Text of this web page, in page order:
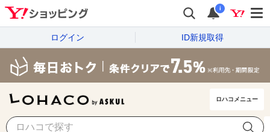
i
ログイン ID新規取得
ロハコメニュー